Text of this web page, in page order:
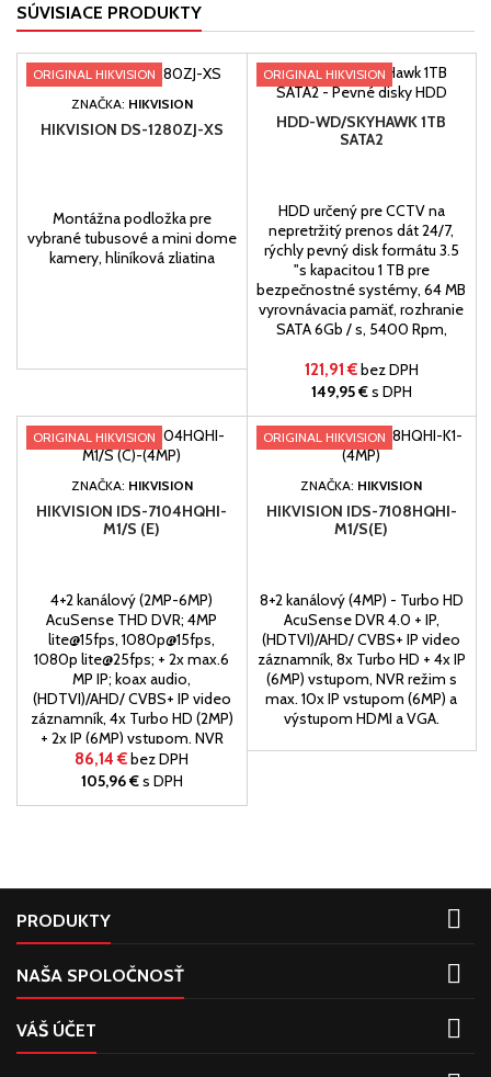
SÚVISIACE PRODUKTY
ORIGINAL HIKVISION
ZNAČKA: HIKVISION
HIKVISION DS-1280ZJ-XS
Montážna podložka pre
vybrané tubusové a mini dome
kamery, hliníková zliatina
ORIGINAL HIKVISION
HDD-WD/SKYHAWK 1TB
SATA2
HDD určený pre CCTV na
nepretržitý prenos dát 24/7,
rýchly pevný disk formátu 3.5
"s kapacitou 1 TB pre
bezpečnostné systémy, 64 MB
vyrovnávacia pamäť, rozhranie
SATA 6Gb / s, 5400 Rpm,
121,91 €bez DPH
149,95 €s DPH
ORIGINAL HIKVISION
ZNAČKA: HIKVISION
HIKVISION IDS-7104HQHI-
M1/S (E)
4+2 kanálový (2MP-6MP)
AcuSense THD DVR; 4MP
lite@15fps, 1080p@15fps,
1080p lite@25fps; + 2x max.6
MP IP; koax audio,
(HDTVI)/AHD/ CVBS+ IP video
záznamník, 4x Turbo HD (2MP)
+ 2x IP (6MP) vstupom, NVR
režim s max. 6x IP vstupom
(6MP) a výstupom HDMI a VGA.
86,14 €bez DPH
105,96 €s DPH
ORIGINAL HIKVISION
ZNAČKA: HIKVISION
HIKVISION IDS-7108HQHI-
M1/S(E)
8+2 kanálový (4MP) - Turbo HD
AcuSense DVR 4.0 + IP,
(HDTVI)/AHD/ CVBS+ IP video
záznamník, 8x Turbo HD + 4x IP
(6MP) vstupom, NVR režim s
max. 10x IP vstupom (6MP) a
výstupom HDMI a VGA.
PRODUKTY 
NAŠA SPOLOČNOSŤ 
VÁŠ ÚČET 